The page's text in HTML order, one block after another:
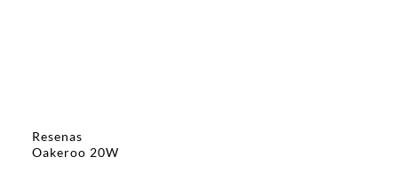
Resenas
Oakeroo 20W